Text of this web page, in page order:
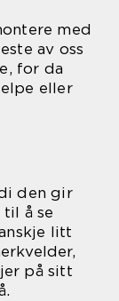
med
av oss
for da
eller
den gir
å se
litt
på sitt